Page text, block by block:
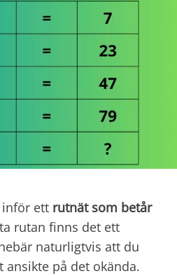
inför ett rutnät som betår
rutan finns det ett
naturligtvis att du
ansikte på det okända.